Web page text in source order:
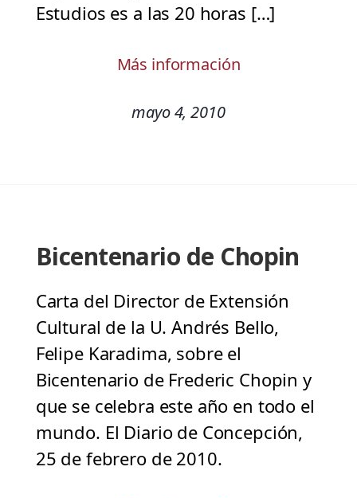
Estudios es a las 20 horas […]
Más información
mayo 4, 2010
Bicentenario de Chopin
Carta del Director de Extensión
Cultural de la U. Andrés Bello,
Felipe Karadima, sobre el
Bicentenario de Frederic Chopin y
que se celebra este año en todo el
mundo. El Diario de Concepción,
25 de febrero de 2010.